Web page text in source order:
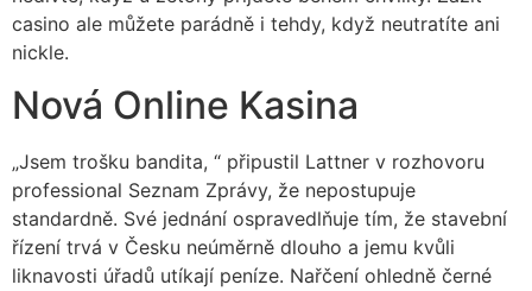
casino ale můžete parádně i tehdy, když neutratíte ani
nickle.
Nová Online Kasina
„Jsem trošku bandita, “ připustil Lattner v rozhovoru
professional Seznam Zprávy, že nepostupuje
standardně. Své jednání ospravedlňuje tím, že stavební
řízení trvá v Česku neúměrně dlouho a jemu kvůli
liknavosti úřadů utíkají peníze. Nařčení ohledně černé